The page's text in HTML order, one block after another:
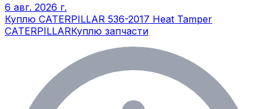
6 авг. 2026 г.
Куплю CATERPILLAR 536-2017 Heat Tamper
CATERPILLARКуплю запчасти